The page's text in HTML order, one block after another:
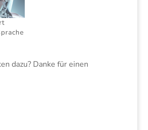
dazu? Danke für einen